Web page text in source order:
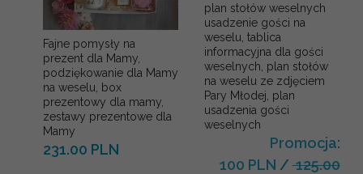
Fajne pomysły na
prezent dla Mamy,
podziękowanie dla Mamy
na weselu, box
prezentowy dla mamy,
zestawy prezentowe dla
Mamy
231.00 PLN
plan stołów weselnych
usadzenie gości na
weselu, tablica
informacyjna dla gości
weselnych, plan stołów
na weselu ze zdjęciem
Pary Młodej, plan
usadzenia gości
weselnych
Promocja:
100 PLN /125.00